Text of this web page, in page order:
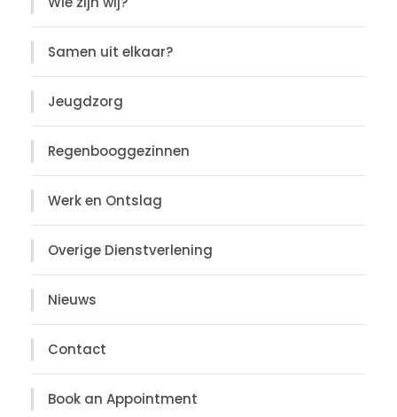
Samen uit elkaar?
Jeugdzorg
Regenbooggezinnen
Werk en Ontslag
Overige Dienstverlening
Nieuws
Contact
Book an Appointment